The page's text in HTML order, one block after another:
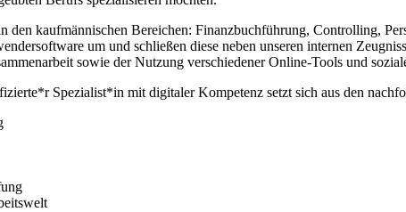
den kaufmännischen Bereichen: Finanzbuchführung, Controlling,
um und schließen diese neben unseren internen
sowie der Nutzung verschiedener Online-Tools und
Spezialist*in mit digitaler Kompetenz setzt sich aus den